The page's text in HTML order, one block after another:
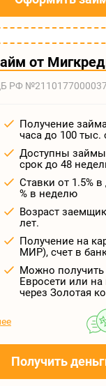
от
РФ №2110177000037
Получение
часа до 100 тыс.
Доступны займы
срок до 48
Ставки от 1.5%
% в неделю
Возраст
лет.
Получение на
МИР), счет в
Можно получить
Евросети или на
через Золотая
Получить